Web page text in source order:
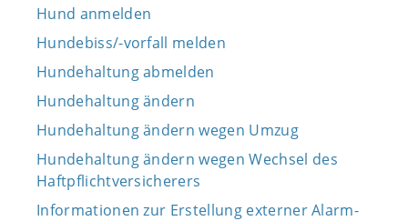
Hund anmelden
Hundebiss/-vorfall melden
Hundehaltung abmelden
Hundehaltung ändern
Hundehaltung ändern wegen Umzug
Hundehaltung ändern wegen Wechsel des
Haftpflichtversicherers
Informationen zur Erstellung externer Alarm-